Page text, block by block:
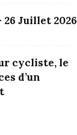
26 Juillet 2026
cycliste, le
d’un